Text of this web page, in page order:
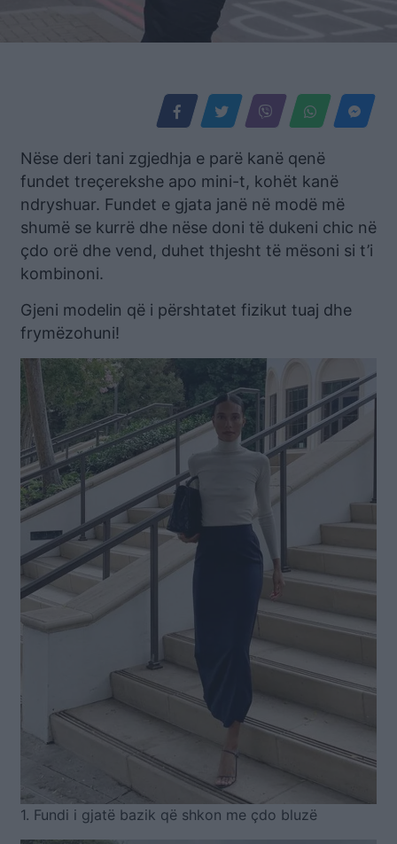
Nëse deri tani zgjedhja e parë kanë qenë
fundet treçerekshe apo mini-t, kohët kanë
ndryshuar. Fundet e gjata janë në modë më
shumë se kurrë dhe nëse doni të dukeni chic në
çdo orë dhe vend, duhet thjesht të mësoni si t’i
kombinoni.
Gjeni modelin që i përshtatet fizikut tuaj dhe
frymëzohuni!
1. Fundi i gjatë bazik që shkon me çdo bluzë